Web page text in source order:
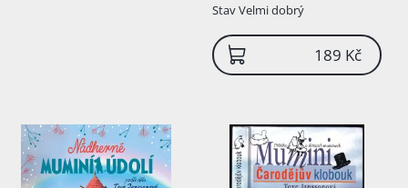
StavVelmi dobrý
189 Kč